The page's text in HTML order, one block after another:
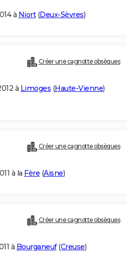
à Niort(Deux-Sèvres)
Créer une cagnotte obsèques
à Limoges (Haute-Vienne)
Créer une cagnotte obsèques
à la Fère (Aisne)
Créer une cagnotte obsèques
à Bourganeuf(Creuse)